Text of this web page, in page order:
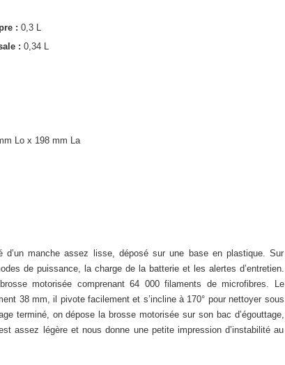
: 0,3 L
: 0,34 L
Lo x 198 mm La
d’un manche assez lisse, déposé sur une base en plastique. Sur
de puissance, la charge de la batterie et les alertes d’entretien.
motorisée comprenant 64 000 filaments de microfibres. Le
38 mm, il pivote facilement et s’incline à 170° pour nettoyer sous
terminé, on dépose la brosse motorisée sur son bac d’égouttage,
assez légère et nous donne une petite impression d’instabilité au